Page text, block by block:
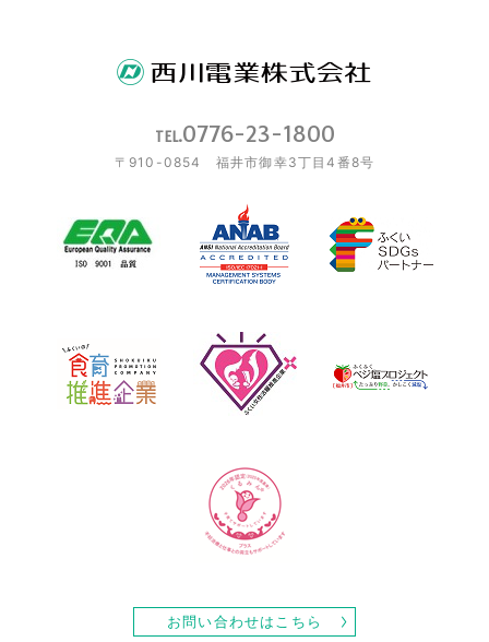
TEL.0776-23-1800
〒910-0854 福井市御幸3丁目4番8号
お問い合わせはこちら